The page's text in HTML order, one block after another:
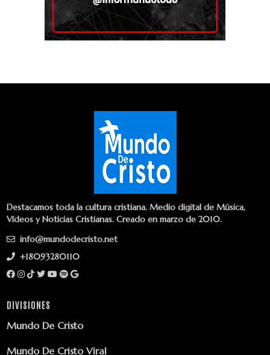
Destacamos toda la cultura cristiana. Medio digital de Música,
Vídeos y Noticias Cristianas. Creado en marzo de 2010.
info@mundodecristo.net
+18093280110
DIVISIONES
Mundo De Cristo
Mundo De Cristo Viral